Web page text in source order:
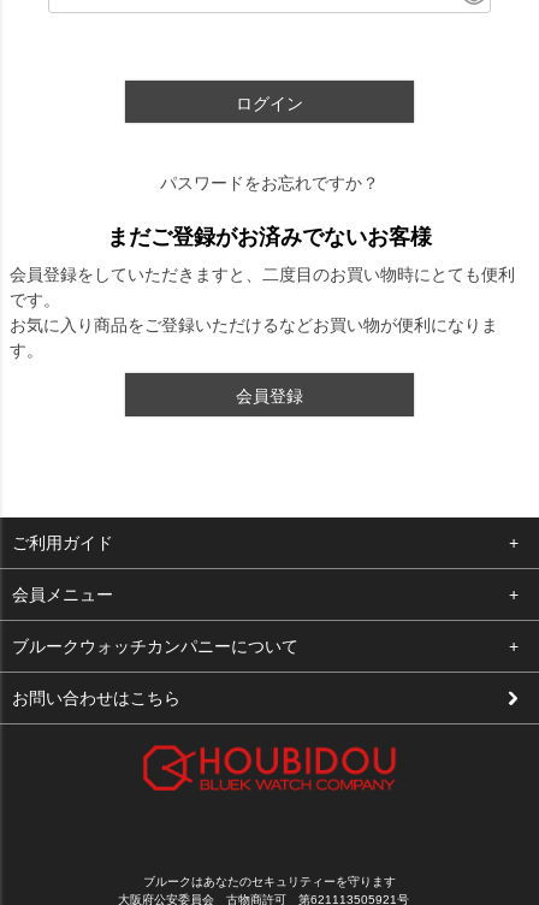
ログイン
パスワードをお忘れですか？
まだご登録がお済みでないお客様
会員登録をしていただきますと、二度目のお買い物時にとても便利
です。
お気に入り商品をご登録いただけるなどお買い物が便利になりま
す。
会員登録
ご利用ガイド
よくある質問
支払い・送料
修理依頼
会員メニュー
ログイン
お気に入り
ブルークウォッチカンパニーについて
会社概要
お問い合わせはこちら
ブルークはあなたのセキュリティーを守ります
大阪府公安委員会 古物商許可 第621113505921号